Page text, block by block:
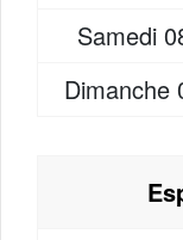
Samedi
Dimanche